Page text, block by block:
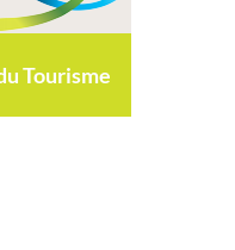
Tourisme